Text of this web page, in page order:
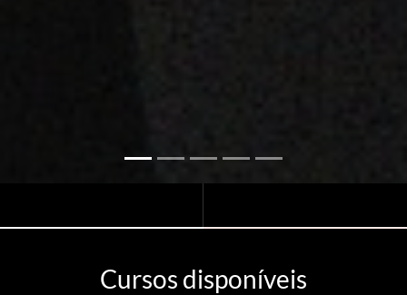
Cursos disponíveis